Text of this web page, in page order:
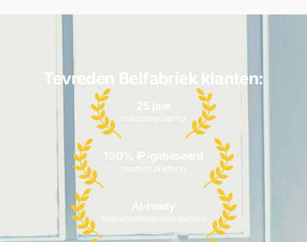
Tevreden Belfabriek klanten:
25 jaar
telecomervaring
100% IP-gebaseerd
modern platform
AI-ready
toekomstbestendig aanbod